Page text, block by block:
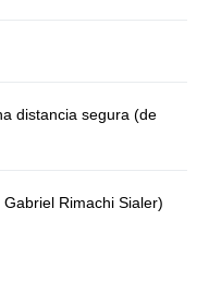
distancia segura (de
Rimachi Sialer)